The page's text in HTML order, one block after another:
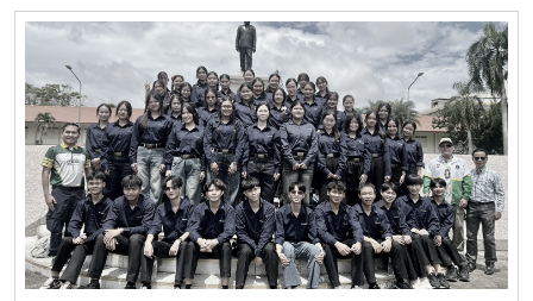
หลักสูตรพยาบาลศาสตร์ ได้แนะนำหลักสูตรพยาบาลศาสตร
บัณฑิต การจัดการเรียนการสอน การฝึกปฏิบัติ คุณสมบัติผู้
สมัคร และแนวทางการศึกษาต่อ เพื่อให้นักเรียนได้รับข้อมูลที่ถูก
ต้อง สามารถนำไปใช้ประกอบการวางแผนศึกษาต่อระดับ
อุดมศึกษาพร้อมกันนี้ ตัวแทนนักศึกษาพยาบาลชั้นปีที่ 4 ได้ร่วม
แลกเปลี่ยนประสบการณ์การเรียน การใช้ชีวิตในรั้วมหาวิทยาลัย
การฝึกงาน เพื่อสร้างแรงบันดาลใจให้กับน้องๆผ่านกิจกรรม
Student Talkช่วงท้ายของกิจกรรม คณะนักเรียนได้เยี่ยมชมห้อง
ปฏิบัติการพยาบาล ตามกิจกรรม “Future Nurse Portfolio”
ทดลองฝึกปฏิบัติทักษะทางการพยาบาลเบื้องต้น อาทิ การวัด